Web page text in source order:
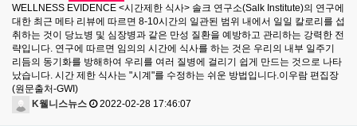
WELLNESS EVIDENCE <시간제한 식사> 솔크 연구소(Salk Institute)의 연구에
대한 최근 메타 리뷰에 따르면 8-10시간의 일관된 범위 내에서 일일 칼로리를 섭
취하는 것이 당뇨병 및 심장병과 같은 만성 질환을 예방하고 관리하는 강력한 전
략입니다. 연구에 따르면 임의의 시간에 식사를 하는 것은 우리의 내부 일주기
리듬의 동기화를 방해하여 우리를 여러 질병에 걸리기 쉽게 만드는 것으로 나타
났습니다. 시간 제한 식사는 "시계"를 수정하는 쉬운 방법입니다.이우람 편집장
(원문출처-GWI)
K웰니스뉴스
2022-02-28 17:46:07